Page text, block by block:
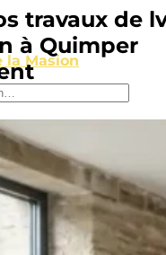
& Aménagement
& Crédit
la Masion
travaux de
à Quimper